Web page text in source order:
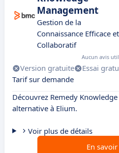
Management
Gestion de la
Connaissance Efficace et
Collaboratif
Aucun avis
Version gratuite Essai
Tarif sur demande
Découvrez Remedy
alternative à Elium.
Voir plus de détails
En